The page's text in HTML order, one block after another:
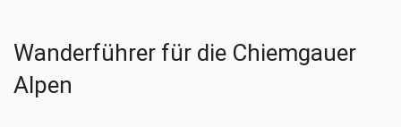
Wanderführer für die Chiemgauer
Alpen